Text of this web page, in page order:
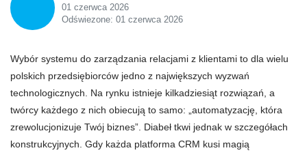
01 czerwca 2026
Odświezone: 01 czerwca 2026
Wybór systemu do zarządzania relacjami z klientami to dla wielu
polskich przedsiębiorców jedno z największych wyzwań
technologicznych. Na rynku istnieje kilkadziesiąt rozwiązań, a
twórcy każdego z nich obiecują to samo: „automatyzację, która
zrewolucjonizuje Twój biznes”. Diabeł tkwi jednak w szczegółach
konstrukcyjnych. Gdy każda platforma CRM kusi magią